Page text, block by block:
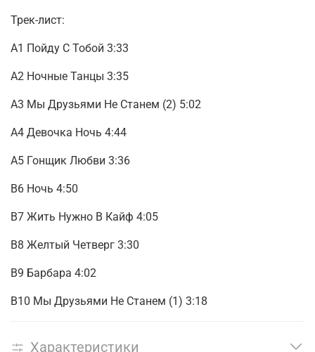
Трек-лист:
А1 Пойду С Тобой 3:33
А2 Ночные Танцы 3:35
А3 Мы Друзьями Не Станем (2) 5:02
А4 Девочка Ночь 4:44
А5 Гонщик Любви 3:36
В6 Ночь 4:50
В7 Жить Нужно В Кайф 4:05
В8 Желтый Четверг 3:30
В9 Барбара 4:02
В10 Мы Друзьями Не Станем (1) 3:18
Характеристики